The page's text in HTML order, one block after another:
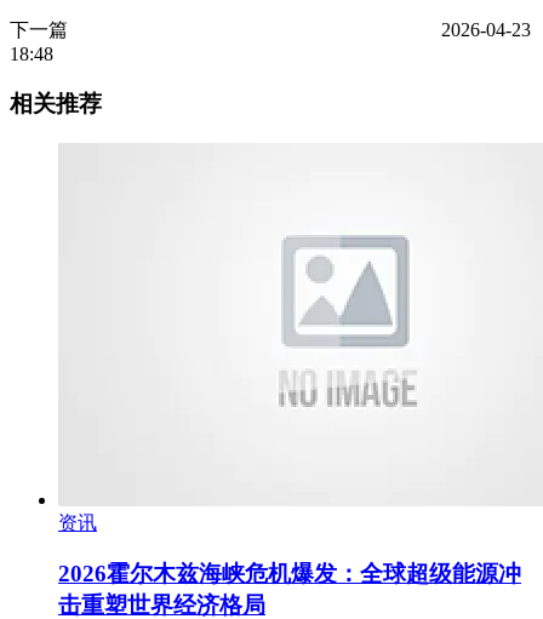
下一篇
2026-04-23
18:48
相关推荐
资讯
2026霍尔木兹海峡危机爆发：全球超级能源冲
击重塑世界经济格局